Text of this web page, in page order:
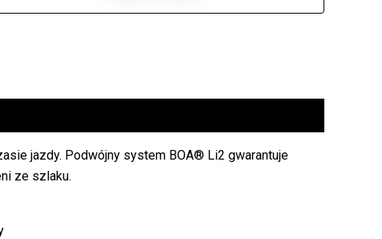
jazdy. Podwójny system BOA® Li2 gwarantuje
ze szlaku.